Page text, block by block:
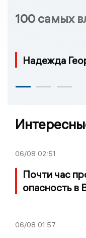
100 самых
Надежда
06/08 02:51
Почти час
опасность в
06/08 01:57